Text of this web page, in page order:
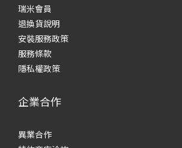
瑞米會員
退換貨說明
安裝服務政策
服務條款
隱私權政策
企業合作
異業合作